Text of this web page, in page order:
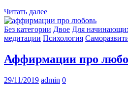
Читать далее
Без категории Двое Для
медитации Психология
Аффирмации про
29/11/2019 admin 0